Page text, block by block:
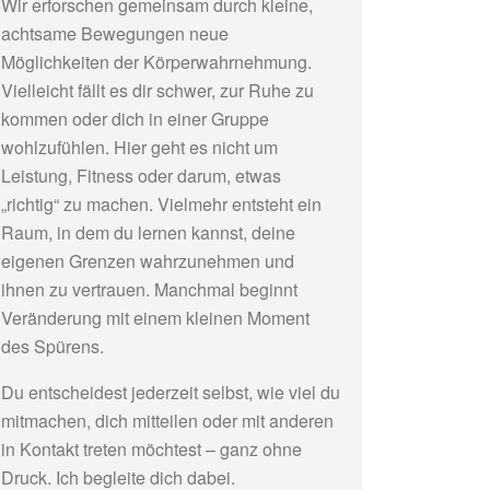
achtsame Bewegungen neue
Möglichkeiten der Körperwahrnehmung.
Vielleicht fällt es dir schwer, zur Ruhe zu
kommen oder dich in einer Gruppe
wohlzufühlen. Hier geht es nicht um
Leistung, Fitness oder darum, etwas
„richtig“ zu machen. Vielmehr entsteht ein
Raum, in dem du lernen kannst, deine
eigenen Grenzen wahrzunehmen und
ihnen zu vertrauen. Manchmal beginnt
Veränderung mit einem kleinen Moment
des Spürens.
Du entscheidest jederzeit selbst, wie viel du
mitmachen, dich mitteilen oder mit anderen
in Kontakt treten möchtest – ganz ohne
Druck. Ich begleite dich dabei.